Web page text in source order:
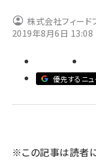
セミナー
z世代 (1622)
meo (1275)
llmo
株式会社フィード
2019年8月6日 13:08
優先するニ
※この記事は読者